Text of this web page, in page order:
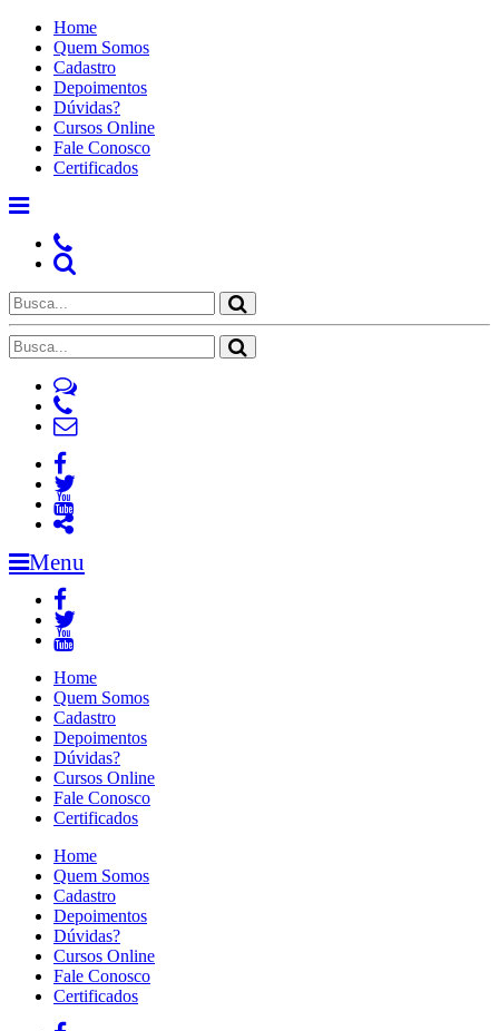
Home
Quem Somos
Cadastro
Depoimentos
Dúvidas?
Cursos Online
Fale Conosco
Certificados
Menu
Home
Quem Somos
Cadastro
Depoimentos
Dúvidas?
Cursos Online
Fale Conosco
Certificados
Home
Quem Somos
Cadastro
Depoimentos
Dúvidas?
Cursos Online
Fale Conosco
Certificados